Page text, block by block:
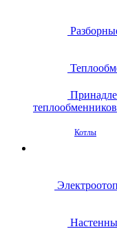
теплообменников
Котлы